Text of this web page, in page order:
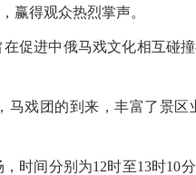
赢得观众热烈掌声。
进中俄马戏文化相互碰
戏团的到来，丰富了景区
间分别为12时至13时10分